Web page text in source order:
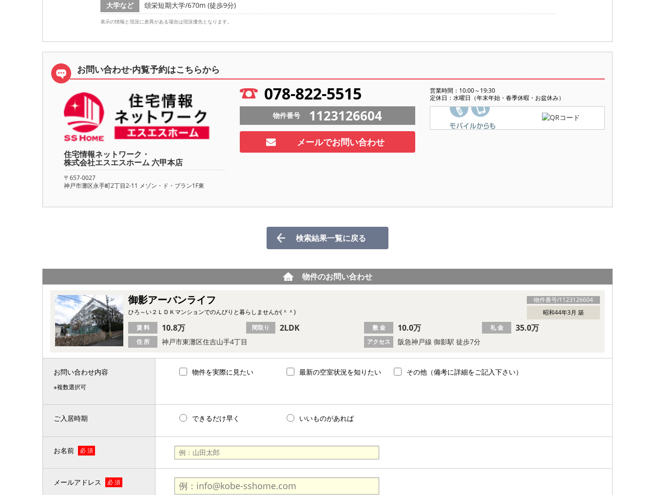
大学など
頌栄短期大学/670m (徒歩9分)
表示の情報と現況に差異がある場合は現況優先となります。
お問い合わせ·内覧予約はこちらから
住宅情報ネットワーク・
株式会社エスエスホーム 六甲本店
〒657-0027
神戸市灘区永手町2丁目2-11 メゾン・ド・ブラン1F東
078-822-5515
営業時間：10:00～19:30
定休日：水曜日（年末年始・春季休暇・お盆休み）
物件番号 1123126604
メールでお問い合わせ
検索結果一覧に戻る
物件のお問い合わせ
物件番号/1123126604
御影アーバンライフ
昭和44年3月 築
ひろ～い２ＬＤＫマンションでのんびりと暮らしませんか(＾＾)
住 所 神戸市東灘区住吉山手4丁目 アクセス 阪急神戸線 御影駅 徒歩7分
賃 料 10.8万 間取り 2LDK 敷 金 10.0万 礼 金 35.0万
お問い合わせ内容
※複数選択可
物件を実際に見たい 最新の空室状況を知りたい その他（備考に詳細をご記入下さい）
ご入居時期 できるだけ早く いいものがあれば
お名前 必 須
メールアドレス 必 須